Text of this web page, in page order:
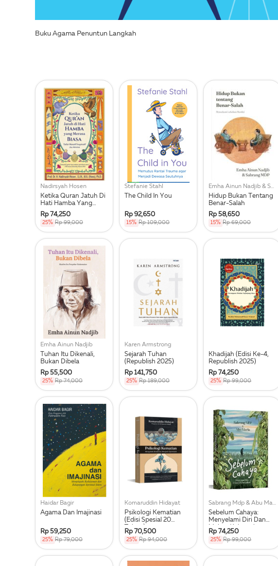
Buku Agama Penuntun Langkah
Nadirsyah Hosen
Ketika Quran Jatuh Di
Hati Hamba Yang
Merasa Biasa
Rp 74,250
25% Rp 99,000
Stefanie Stahl
The Child In You
Rp 92,650
15% Rp 109,000
Emha Ainun Nadjib & Sabrang Mdp
Hidup Bukan Tentang
Benar-Salah
Rp 58,650
15% Rp 69,000
Emha Ainun Nadjib
Tuhan Itu Dikenali,
Bukan Dibela
Rp 55,500
25% Rp 74,000
Karen Armstrong
Sejarah Tuhan
(Republish 2025)
Rp 141,750
25% Rp 189,000
Khadijah (Edisi Ke-4,
Republish 2025)
Rp 74,250
25% Rp 99,000
Haidar Bagir
Agama Dan Imajinasi
Rp 59,250
25% Rp 79,000
Komaruddin Hidayat
Psikologi Kematian
(Edisi Spesial 20
Tahun)
Rp 70,500
25% Rp 94,000
Sabrang Mdp & Abu Marlo
Sebelum Cahaya:
Menyelami Diri Dan
Makna Keberadaan
Rp 74,250
25% Rp 99,000